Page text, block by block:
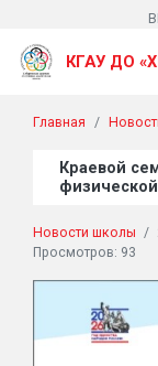
КГАУ ДО
Главная
Краевой
Новости школы /
Просмотров: 93